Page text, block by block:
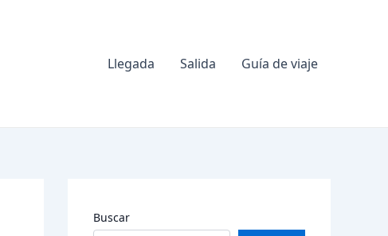
Llegada Salida Guía de viaje
Buscar